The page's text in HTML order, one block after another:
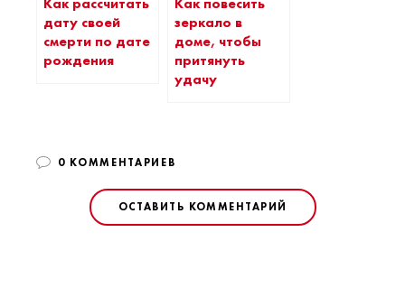
Как рассчитать
дату своей
смерти по дате
рождения
Как повесить
зеркало в
доме, чтобы
притянуть
удачу
0 КОММЕНТАРИЕВ
ОСТАВИТЬ КОММЕНТАРИЙ